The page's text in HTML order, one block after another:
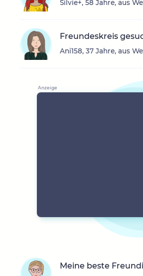
Silvie+, 58 Jahre, aus
Freundeskreis
Ani158, 37 Jahre, aus
Meine beste